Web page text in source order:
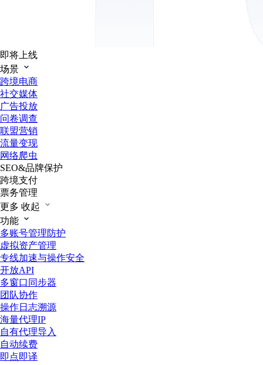
即将上线
场景
跨境电商
社交媒体
广告投放
问卷调查
联盟营销
流量变现
网络爬虫
SEO&品牌保护
跨境支付
票务管理
更多 收起
功能
多账号管理防护
虚拟资产管理
专线加速与操作安全
开放API
多窗口同步器
团队协作
操作日志溯源
海量代理IP
自有代理导入
自动续费
即点即译